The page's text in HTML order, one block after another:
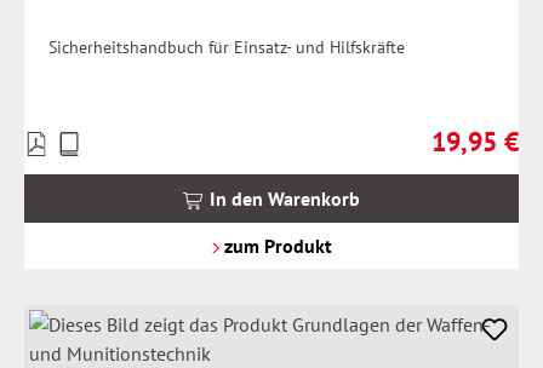
Sicherheitshandbuch für Einsatz- und Hilfskräfte
Regulärer
19,95 €
Preise
inkl.
In den Warenkorb
zum Produkt